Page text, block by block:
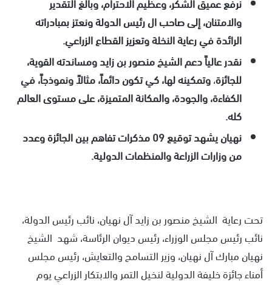
والامتنان، إلى صاحب ال رئيس الدولة ونعتز بمبادراته
الرائدة في رعاية النخلة وتعزيز القطاع الزراعي.
نقدر عالياً دعم الشيخ منصور بن زايدومساندته القوية،
للجائزة،وتمكينه لها، كي تكون دائماً، مثالاً ونموذجاً، في
الكفاءة، والجودة، والمكانة المتميزة، على مستوى العالم
كله.
نهيان يشهد توقيع 09 مذكرات تفاهم بين الجائزة وعدد
من وزارات الزراعة والمنظمات الدولية.
تحت رعاية الشيخ منصور بن زايد آل نهيان، نائب رئيس الدولة،
نائب رئيس مجلس الوزراء، رئيس ديوان الرئاسة، شهد الشيخ
نهيان مبارك آل نهيان، وزير التسامح والتعايش، رئيس مجلس
أمناء جائزة خليفة الدولية لنخيل التمر والابتكار الزراعي يوم